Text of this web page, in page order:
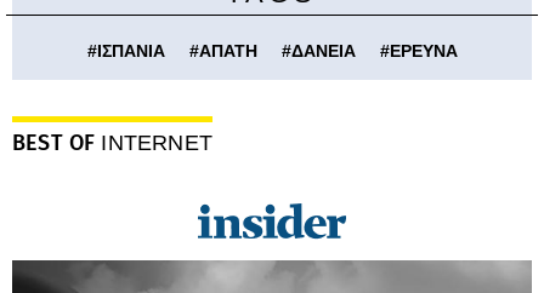
#ΙΣΠΑΝΙΑ #ΑΠΑΤΗ #ΔΑΝΕΙΑ #ΕΡΕΥΝΑ
BEST OF INTERNET